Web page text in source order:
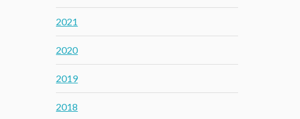
2021
2020
2019
2018